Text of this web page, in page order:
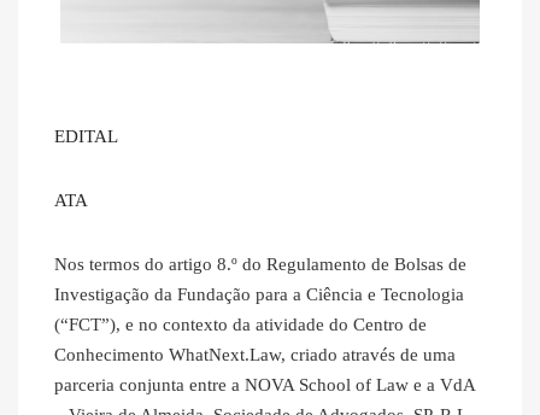
EDITAL
ATA
Nos termos do artigo 8.º do Regulamento de Bolsas de
Investigação da Fundação para a Ciência e Tecnologia
(“FCT”), e no contexto da atividade do Centro de
Conhecimento WhatNext.Law, criado através de uma
parceria conjunta entre a NOVA School of Law e a VdA